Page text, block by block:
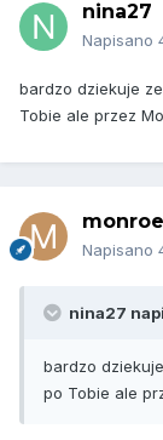
nina27
Napisano
bardzo dziekuje
Tobie ale przez
monroe
Napisano
nina27
bardzo
po Tobie ale